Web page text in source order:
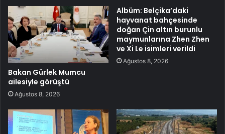
Bakan Gürlek Mumcu
ailesiyle görüştü
Ağustos 8, 2026
Albüm: Belçika’daki
hayvanat bahçesinde
doğan Çin altın burunlu
maymunlarına Zhen Zhen
ve Xi Le isimleri verildi
Ağustos 8, 2026